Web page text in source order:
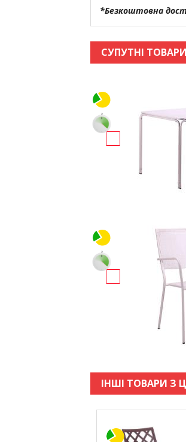
*Безкоштовна
СУПУТНІ ТОВАРИ
ІНШІ ТОВАРИ З